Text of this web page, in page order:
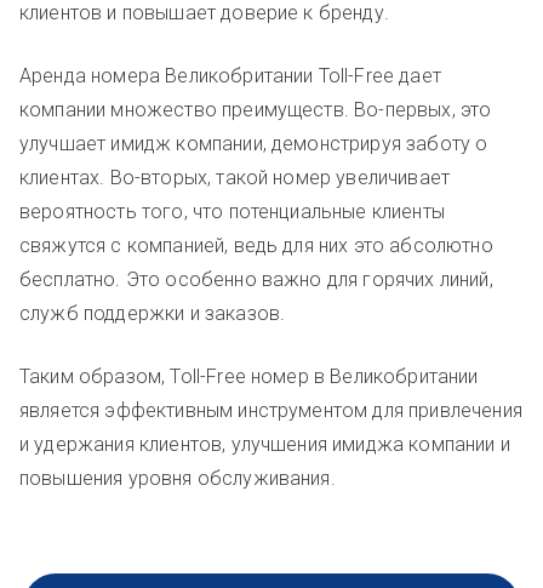
клиентов и повышает доверие к бренду.
Аренда номера Великобритании Toll-Free дает
компании множество преимуществ. Во-первых, это
улучшает имидж компании, демонстрируя заботу о
клиентах. Во-вторых, такой номер увеличивает
вероятность того, что потенциальные клиенты
свяжутся с компанией, ведь для них это абсолютно
бесплатно. Это особенно важно для горячих линий,
служб поддержки и заказов.
Таким образом, Toll-Free номер в Великобритании
является эффективным инструментом для привлечения
и удержания клиентов, улучшения имиджа компании и
повышения уровня обслуживания.